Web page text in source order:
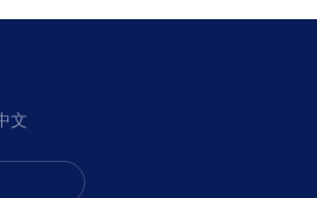
文